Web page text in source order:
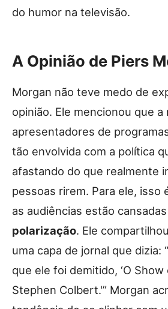
do humor na televisão.
A Opinião de Piers
Morgan não teve medo de
opinião. Ele mencionou que a
apresentadores de
tão envolvida com a política
afastando do que realmente
pessoas rirem. Para ele, isso
as audiências estão
polarização. Ele
uma capa de jornal que dizia:
que ele foi demitido, ‘O
Stephen Colbert.'” Morgan